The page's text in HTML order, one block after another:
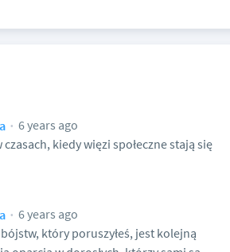
6 years ago
kiedy więzi społeczne stają się
6 years ago
który poruszyłeś, jest kolejną